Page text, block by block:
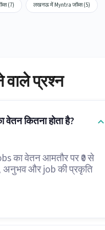
(7) लखनऊ में Myntra जॉब्स (5)
प्रश्न
कितना होता है?
का वेतन आमतौर पर ₹0 से
अनुभव और job की प्रकृति